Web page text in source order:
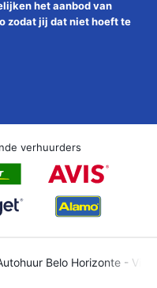
het aanbod van
zodat jij dat niet hoeft te
verhuurders
Belo Horizonte - Vila